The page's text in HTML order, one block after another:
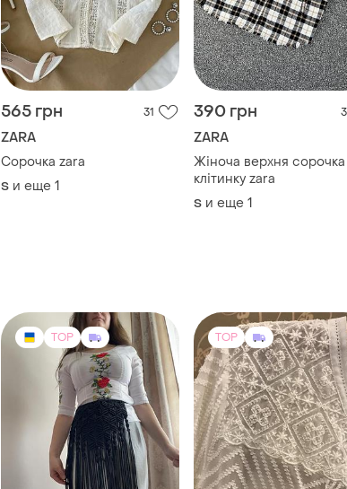
565 грн 31
ZARA
Сорочка zara
S и еще 1
390 грн 3
ZARA
Жіноча верхня сорочка
клітинку zara
S и еще 1
TOP TOP